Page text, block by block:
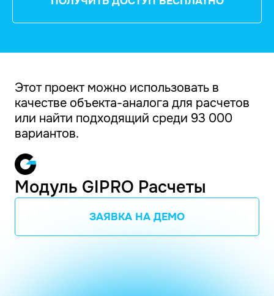
Этот проект можно использовать в
качестве объекта-аналога для расчетов
или найти подходящий среди 93 000
вариантов.
Модуль GIPRO Расчеты
ЗАЯВКА НА ДЕМО